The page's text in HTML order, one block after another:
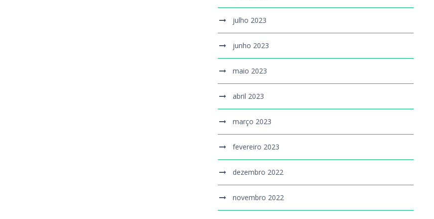
julho 2023
junho 2023
maio 2023
abril 2023
março 2023
fevereiro 2023
dezembro 2022
novembro 2022